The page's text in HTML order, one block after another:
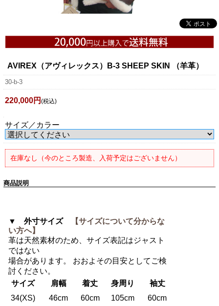
AVIREX（アヴィレックス）B-3 SHEEP SKIN （羊革）
30-b-3
220,000円 (税込)
サイズ／カラー
在庫なし（今のところ製造、入荷予定はございません）
商品説明
▼ 外寸サイズ
【サイズについて分からな
い方へ】
革は天然素材のため、サイズ表記はジャスト
ではない
場合があります。 おおよその目安としてご検
討ください。
サイズ
肩幅 着丈 身周り
袖丈
34(XS)
46cm 60cm 105cm
60cm